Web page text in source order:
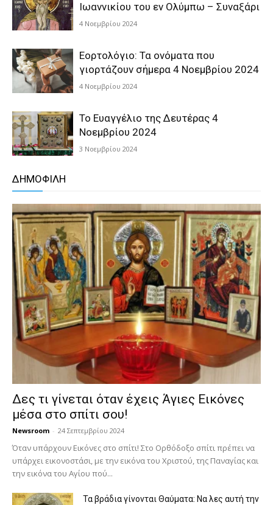
Ιωαννικίου του εν Ολύμπω – Συναξάρι
4 Νοεμβρίου 2024
Εορτολόγιο: Τα ονόματα που
γιορτάζουν σήμερα 4 Νοεμβρίου 2024
4 Νοεμβρίου 2024
Το Ευαγγέλιο της Δευτέρας 4
Νοεμβρίου 2024
3 Νοεμβρίου 2024
ΔΗΜΟΦΙΛΗ
Δες τι γίνεται όταν έχεις Άγιες Εικόνες
μέσα στο σπίτι σου!
Newsroom - 24 Σεπτεμβρίου 2024
Όταν υπάρχουν Εικόνες στο σπίτι! Στο Ορθόδοξο σπίτι πρέπει να
υπάρχει εικονοστάσι, με την εικόνα του Χριστού, της Παν­αγίας και
την εικόνα του Αγίου πού...
Τα βράδια γίνονται Θαύματα: Να λες αυτή την